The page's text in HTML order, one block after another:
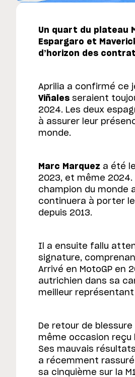
Un quart du plateau
Espargaro et
d’horizon des
Aprilia a confirmé ce
Viñales seraient
2024. Les deux
à assurer leur
monde.
Marc Marquez a été
2023, et même 2024.
champion du monde
continuera à porter
depuis 2013.
Il a ensuite fallu
signature,
Arrivé en MotoGP en
autrichien dans sa
meilleur
De retour de
même occasion reçu
Ses mauvais
a récemment
sa cinquième sur la